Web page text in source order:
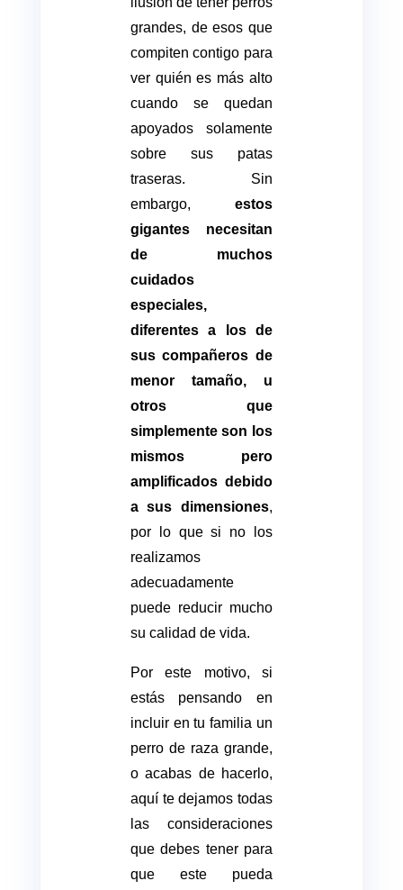
grandes, de esos que
compiten contigo para
ver quién es más alto
cuando se quedan
apoyados solamente
sobre sus patas
traseras. Sin
embargo,estos
gigantes necesitan
de muchos
cuidados
especiales,
diferentes a los de
sus compañeros de
menor tamaño, u
otros que
simplemente son los
mismos pero
amplificados debido
a sus dimensiones,
por lo que si no los
realizamos
adecuadamente
puede reducir mucho
su calidad de vida.
Por este motivo, si
estás pensando en
incluir en tu familia un
perro de raza grande,
o acabas de hacerlo,
aquí te dejamos todas
las consideraciones
que debes tener para
que este pueda